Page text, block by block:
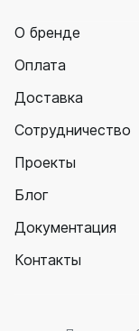
О бренде
Оплата
Доставка
Сотрудничество
Проекты
Блог
Документация
Контакты